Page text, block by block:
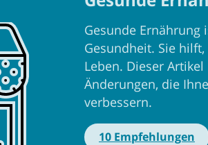
Gesunde
Gesundheit. Sie
Leben. Dieser
Änderungen, die
verbessern.
10 Empfehlungen